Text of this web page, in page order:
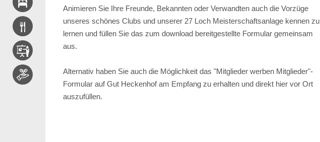
Animieren Sie Ihre Freunde, Bekannten oder Verwandten auch die Vorzüge
unseres schönes Clubs und unserer 27 Loch Meisterschaftsanlage kennen zu
lernen und füllen Sie das zum download bereitgestellte Formular gemeinsam
aus.
Alternativ haben Sie auch die Möglichkeit das "Mitglieder werben Mitglieder"-
Formular auf Gut Heckenhof am Empfang zu erhalten und direkt hier vor Ort
auszufüllen.